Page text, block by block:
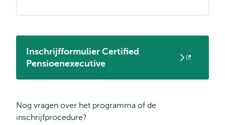
Inschrijfformulier Certified
Pensioenexecutive
Opent
Nog vragen over het programma of de
inschrijfprocedure?